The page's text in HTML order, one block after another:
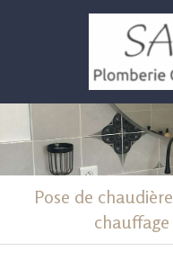
Pose de
chauffage